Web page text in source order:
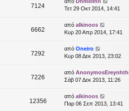
7124
Τετ 29 Οκτ 2014, 14:41
6662
από alkinoos
Κυρ 20 Απρ 2014, 17:41
7292
από Oneiro
Κυρ 08 Δεκ 2013, 23:02
7226
από
Σάβ 07 Δεκ 2013, 11:26
12356
από alkinoos
Παρ 06 Σεπ 2013, 13:41